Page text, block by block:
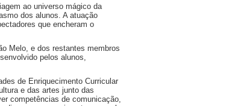
ao universo mágico da
dos alunos. A atuação
que encheram o
Melo, e dos restantes membros
pelos alunos,
de Enriquecimento Curricular
e das artes junto das
competências de comunicação,